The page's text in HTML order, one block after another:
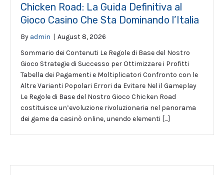
Chicken Road: La Guida Definitiva al
Gioco Casino Che Sta Dominando l’Italia
By admin | August 8, 2026
Sommario dei Contenuti Le Regole di Base del Nostro
Gioco Strategie di Successo per Ottimizzare i Profitti
Tabella dei Pagamenti e Moltiplicatori Confronto con le
Altre Varianti Popolari Errori da Evitare Nel il Gameplay
Le Regole di Base del Nostro Gioco Chicken Road
costituisce un’evoluzione rivoluzionaria nel panorama
dei game da casinò online, unendo elementi […]